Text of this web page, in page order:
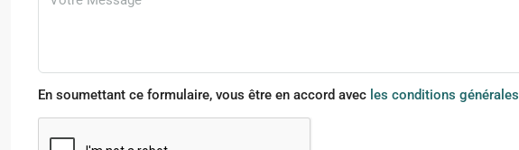
En soumettant ce formulaire, vous être en accord avec les conditions générales